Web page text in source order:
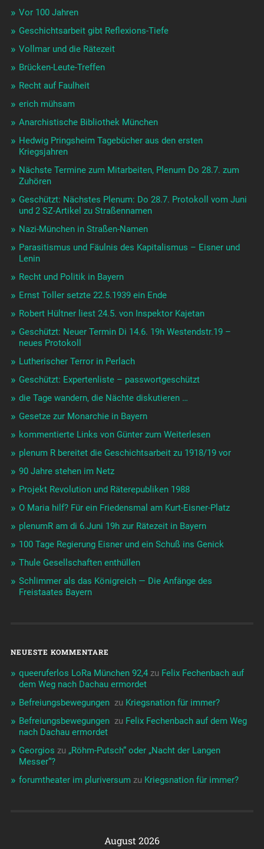
Vor 100 Jahren
Geschichtsarbeit gibt Reflexions-Tiefe
Vollmar und die Rätezeit
Brücken-Leute-Treffen
Recht auf Faulheit
erich mühsam
Anarchistische Bibliothek München
Hedwig Pringsheim Tagebücher aus den ersten
Kriegsjahren
Nächste Termine zum Mitarbeiten, Plenum Do 28.7. zum
Zuhören
Geschützt: Nächstes Plenum: Do 28.7. Protokoll vom Juni
und 2 SZ-Artikel zu Straßennamen
Nazi-München in Straßen-Namen
Parasitismus und Fäulnis des Kapitalismus – Eisner und
Lenin
Recht und Politik in Bayern
Ernst Toller setzte 22.5.1939 ein Ende
Robert Hültner liest 24.5. von Inspektor Kajetan
Geschützt: Neuer Termin Di 14.6. 19h Westendstr.19 –
neues Protokoll
Lutherischer Terror in Perlach
Geschützt: Expertenliste – passwortgeschützt
die Tage wandern, die Nächte diskutieren …
Gesetze zur Monarchie in Bayern
kommentierte Links von Günter zum Weiterlesen
plenum R bereitet die Geschichtsarbeit zu 1918/19 vor
90 Jahre stehen im Netz
Projekt Revolution und Räterepubliken 1988
O Maria hilf? Für ein Friedensmal am Kurt-Eisner-Platz
plenumR am di 6.Juni 19h zur Rätezeit in Bayern
100 Tage Regierung Eisner und ein Schuß ins Genick
Thule Gesellschaften enthüllen
Schlimmer als das Königreich — Die Anfänge des
Freistaates Bayern
NEUESTE KOMMENTARE
queeruferlos LoRa München 92,4zu Felix Fechenbach auf
dem Weg nach Dachau ermordet
Befreiungsbewegungen ️‍ zu Kriegsnation für immer?
Befreiungsbewegungen ️‍ zu Felix Fechenbach auf dem Weg
nach Dachau ermordet
Georgios zu „Röhm-Putsch“ oder „Nacht der Langen
Messer“?
forumtheater im pluriversum zu Kriegsnation für immer?
August 2026